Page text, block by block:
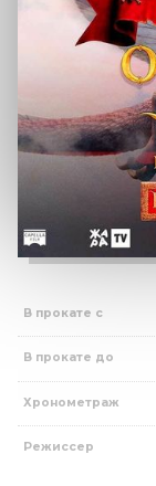
В прокате с
В прокате до
Хронометраж
Режиссер